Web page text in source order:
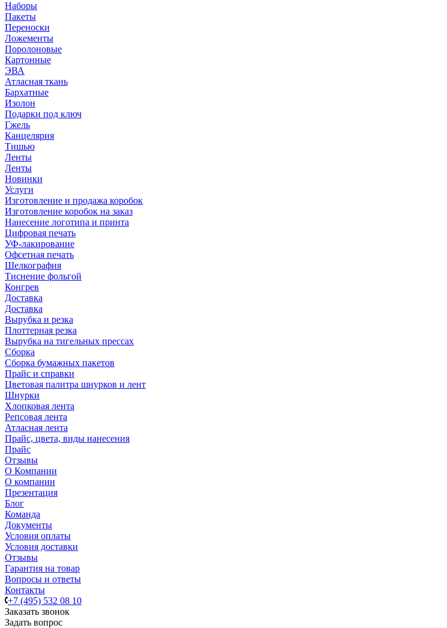
Наборы
Пакеты
Переноски
Ложементы
Поролоновые
Картонные
ЭВА
Атласная ткань
Бархатные
Изолон
Подарки под ключ
Гжель
Канцелярия
Тишью
Ленты
Ленты
Новинки
Услуги
Изготовление и продажа коробок
Изготовление коробок на заказ
Нанесение логотипа и принта
Цифровая печать
УФ-лакирование
Офсетная печать
Шелкография
Тиснение фольгой
Конгрев
Доставка
Доставка
Вырубка и резка
Плоттерная резка
Вырубка на тигельных прессах
Сборка
Сборка бумажных пакетов
Прайс и справки
Цветовая палитра шнурков и лент
Шнурки
Хлопковая лента
Репсовая лента
Атласная лента
Прайс, цвета, виды нанесения
Прайс
Отзывы
О Компании
О компании
Презентация
Блог
Команда
Документы
Условия оплаты
Условия доставки
Отзывы
Гарантия на товар
Вопросы и ответы
Контакты
+7 (495) 532 08 10
Заказать звонок
Задать вопрос